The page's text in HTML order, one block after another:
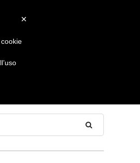
NONNO PASTICCIERE
×